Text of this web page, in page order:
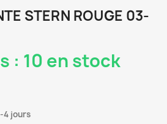
STERN ROUGE 03-
: 10 en stock
4 jours